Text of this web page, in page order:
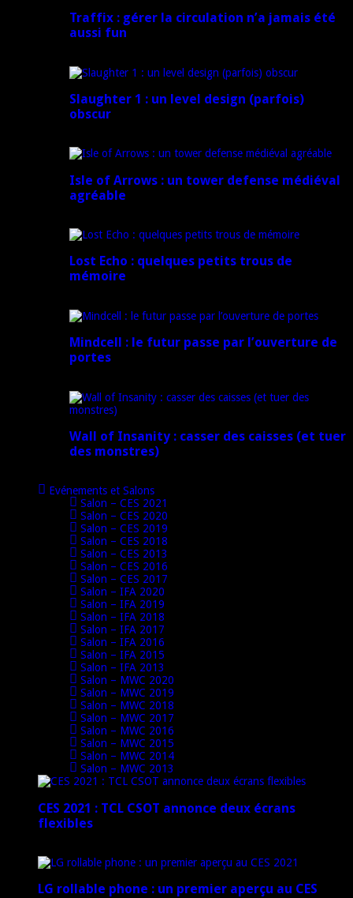
Traffix : gérer la circulation n’a jamais été
aussi fun
Slaughter 1 : un level design (parfois)
obscur
Isle of Arrows : un tower defense médiéval
agréable
Lost Echo : quelques petits trous de
mémoire
Mindcell : le futur passe par l’ouverture de
portes
Wall of Insanity : casser des caisses (et tuer
des monstres)
Evénements et Salons
Salon – CES 2021
Salon – CES 2020
Salon – CES 2019
Salon – CES 2018
Salon – CES 2013
Salon – CES 2016
Salon – CES 2017
Salon – IFA 2020
Salon – IFA 2019
Salon – IFA 2018
Salon – IFA 2017
Salon – IFA 2016
Salon – IFA 2015
Salon – IFA 2013
Salon – MWC 2020
Salon – MWC 2019
Salon – MWC 2018
Salon – MWC 2017
Salon – MWC 2016
Salon – MWC 2015
Salon – MWC 2014
Salon – MWC 2013
CES 2021 : TCL CSOT annonce deux écrans
flexibles
LG rollable phone : un premier aperçu au CES